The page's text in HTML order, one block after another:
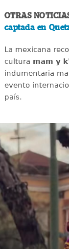
OTRAS
captada en
La mexicana
cultura mam y
indumentaria
evento
país.